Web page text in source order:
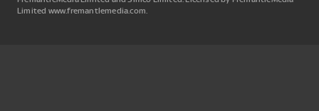
Limited www.fremantlemedia.com.